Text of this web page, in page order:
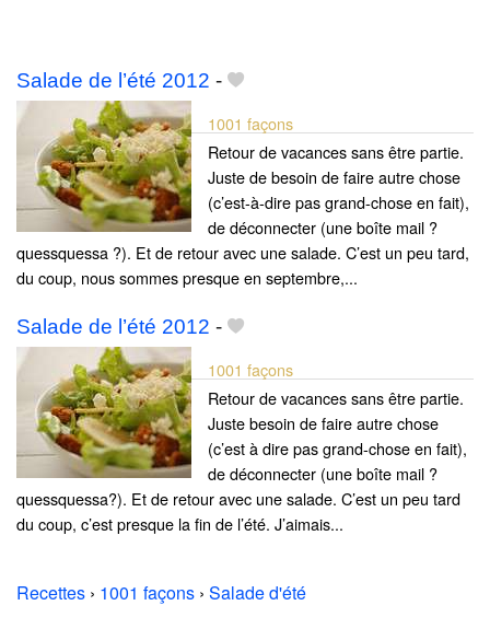
Salade de l’été 2012 -
1001 façons
Retour de vacances sans être partie.
Juste de besoin de faire autre chose
(c’est-à-dire pas grand-chose en fait),
de déconnecter (une boîte mail ?
quessquessa ?). Et de retour avec une salade. C’est un peu tard,
du coup, nous sommes presque en septembre,...
Salade de l’été 2012 -
1001 façons
Retour de vacances sans être partie.
Juste besoin de faire autre chose
(c’est à dire pas grand-chose en fait),
de déconnecter (une boîte mail ?
quessquessa?). Et de retour avec une salade. C’est un peu tard
du coup, c’est presque la fin de l’été. J’aimais...
Recettes › 1001 façons › Salade d'été